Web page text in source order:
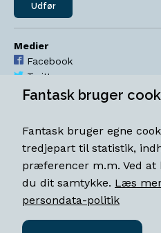
Udfør
Medier
Facebook
Twitter
YouTube
Åbningstider
Mandag-torsdag 11-18
Fredag 11-18.30
Lørdag 11-15
Fantask bruger
Fantask bruger egne
tredjepart til statistik,
præferencer m.m. Ved at
du dit samtykke. Læs
persondata-politik